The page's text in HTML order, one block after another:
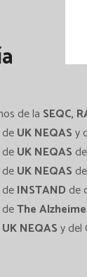
de la SEQC,
UK NEQASy
UK NEQAS
UK NEQAS
INSTAND de
The
UK NEQASy del